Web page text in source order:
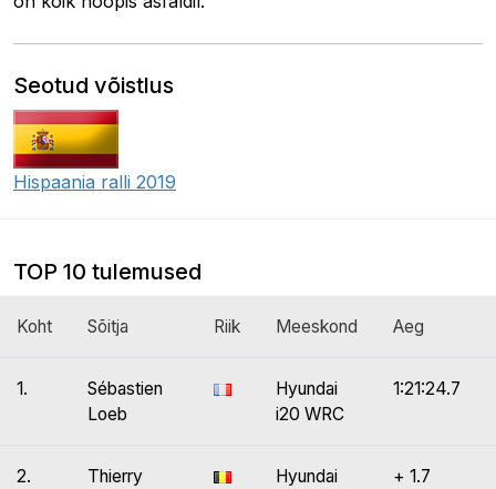
Seotud võistlus
Hispaania ralli 2019
TOP 10 tulemused
Koht Sõitja Riik Meeskond Aeg
1.
Sébastien
Loeb
Hyundai
i20 WRC
1:21:24.7
2.
Thierry
Hyundai
+ 1.7